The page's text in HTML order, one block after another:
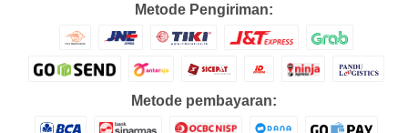
Metode Pengiriman:
Metode pembayaran: